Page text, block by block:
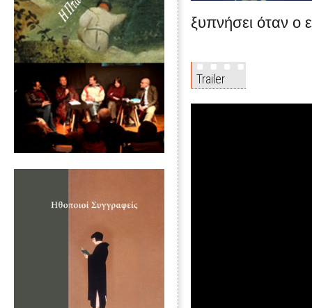
ξυπνήσει όταν ο
Trailer